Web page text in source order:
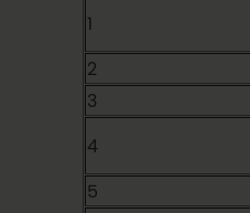
1
2
3
4
5